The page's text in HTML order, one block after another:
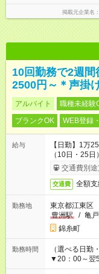
掲載元企業名
10回勤務で2週
2500円～＊声掛
アルバイト 職種未経験
ブランクOK
WEB登録
給与
【日勤】1万
（10日・25
＃日収1万円以
交通費別途
交通費 全額
勤務地
東京都江東区
豊洲駅
/ 亀
錦糸町
勤務時間
（選べる日
▼20：00～翌